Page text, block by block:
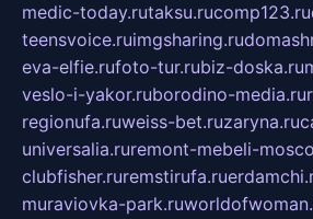
medic-today.rutaksu.rucomp123.ru
teensvoice.ruimgsharing.ru
eva-elfie.rufoto-tur.rubiz-doska.ru
veslo-i-yakor.ruborodino-media.ru
regionufa.ruweiss-bet.ruzaryna.ru
universalia.ruremont-mebeli-
clubfisher.ruremstirufa.ru
muraviovka-park.ru